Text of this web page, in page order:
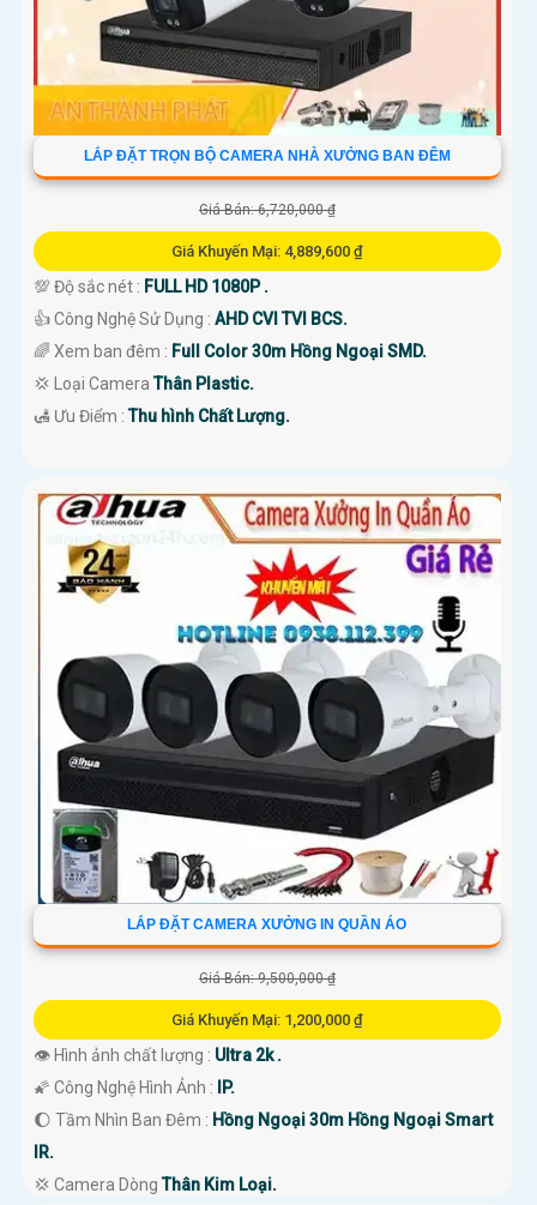
LẮP ĐẶT TRỌN BỘ CAMERA NHÀ XƯỞNG BAN ĐÊM
Giá Bán: 6,720,000 ₫
Giá Khuyến Mại: 4,889,600 ₫
💯 Độ sắc nét : FULL HD 1080P .
👍 Công Nghệ Sử Dụng : AHD CVI TVI BCS.
🌈 Xem ban đêm : Full Color 30m Hồng Ngoại SMD.
💢 Loại CameraThân Plastic.
️🛃 Ưu Điểm :Thu hình Chất Lượng.
LẮP ĐẶT CAMERA XƯỞNG IN QUẦN ÁO
Giá Bán: 9,500,000 ₫
Giá Khuyến Mại: 1,200,000 ₫
👁 Hình ảnh chất lượng : Ultra 2k .
🌠 Công Nghệ Hình Ảnh : IP.
🌔 Tầm Nhìn Ban Đêm : Hồng Ngoại 30m Hồng Ngoại Smart
IR.
💢 Camera DòngThân Kim Loại.